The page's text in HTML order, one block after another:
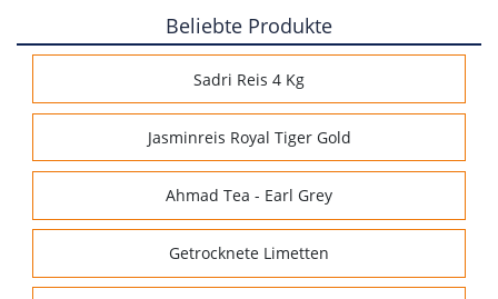
Beliebte Produkte
Sadri Reis 4 Kg
Jasminreis Royal Tiger Gold
Ahmad Tea - Earl Grey
Getrocknete Limetten